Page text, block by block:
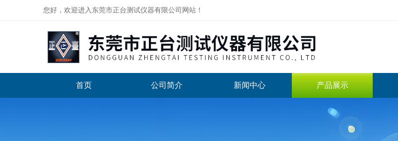
您好，欢迎进入东莞市正台测试仪器有限公司网站！
首页 公司简介 新闻中心 产品展示